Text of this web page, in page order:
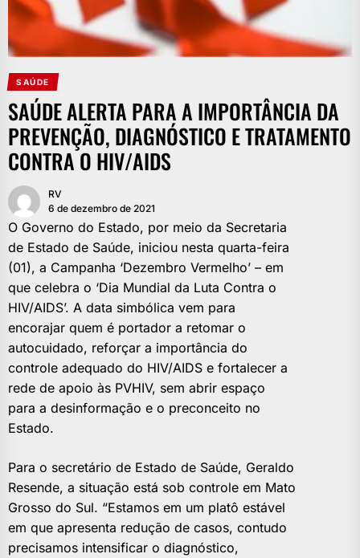
SAÚDE
SAÚDE ALERTA PARA A IMPORTÂNCIA DA
PREVENÇÃO, DIAGNÓSTICO E TRATAMENTO
CONTRA O HIV/AIDS
RV
6 de dezembro de 2021
O Governo do Estado, por meio da Secretaria
de Estado de Saúde, iniciou nesta quarta-feira
(01), a Campanha ‘Dezembro Vermelho’ – em
que celebra o ‘Dia Mundial da Luta Contra o
HIV/AIDS’. A data simbólica vem para
encorajar quem é portador a retomar o
autocuidado, reforçar a importância do
controle adequado do HIV/AIDS e fortalecer a
rede de apoio às PVHIV, sem abrir espaço
para a desinformação e o preconceito no
Estado.
Para o secretário de Estado de Saúde, Geraldo
Resende, a situação está sob controle em Mato
Grosso do Sul. “Estamos em um platô estável
em que apresenta redução de casos, contudo
precisamos intensificar o diagnóstico,